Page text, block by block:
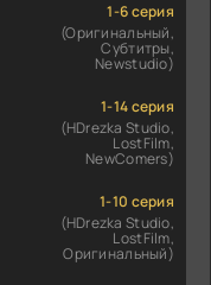
1-6 серия
(Оригинальный,
Субтитры,
Newstudio)
1-14 серия
(HDrezka Studio,
LostFilm,
NewComers)
1-10 серия
(HDrezka Studio,
LostFilm,
Оригинальный)